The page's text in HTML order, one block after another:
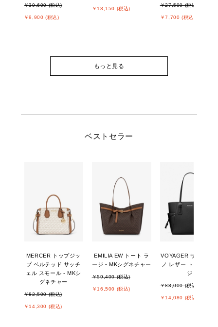
￥39,600 (税込)
￥9,900 (税込)
￥18,150 (税込)
￥27,500 (税込)
￥7,700 (税込)
もっと見る
ベストセラー
MERCER トップジッ
プ ベルテッド サッチ
ェル スモール - MKシ
グネチャー
￥82,500 (税込)
￥14,300 (税込)
EMILIA EW トート ラ
ージ - MKシグネチャー
￥59,400 (税込)
￥16,500 (税込)
VOYAGER サフィア
ノ レザー トート ラー
ジ
￥88,000 (税込)
￥14,080 (税込)